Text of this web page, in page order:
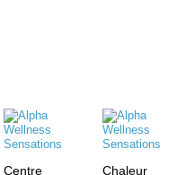
Centre Chaleur